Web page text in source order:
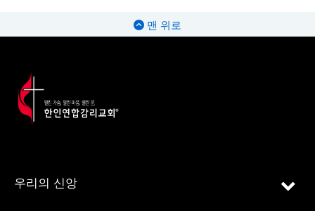
맨 위로
우리의 신앙